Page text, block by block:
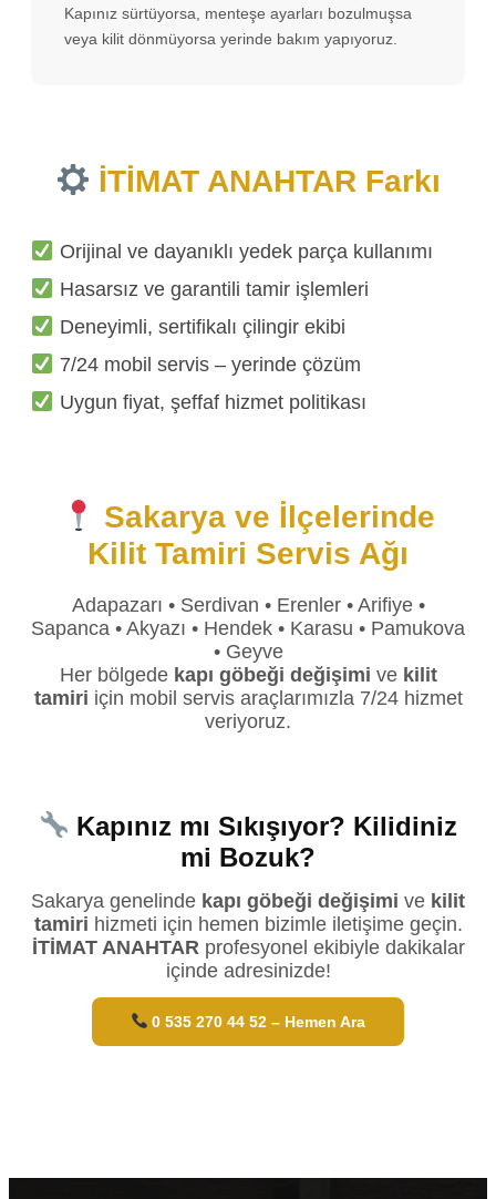
Kapınız sürtüyorsa, menteşe ayarları bozulmuşsa
veya kilit dönmüyorsa yerinde bakım yapıyoruz.
İTİMAT ANAHTAR Farkı
Orijinal ve dayanıklı yedek parça kullanımı
Hasarsız ve garantili tamir işlemleri
Deneyimli, sertifikalı çilingir ekibi
7/24 mobil servis – yerinde çözüm
Uygun fiyat, şeffaf hizmet politikası
Sakarya ve İlçelerinde
Kilit Tamiri Servis Ağı
Adapazarı • Serdivan • Erenler • Arifiye •
Sapanca • Akyazı • Hendek • Karasu • Pamukova
• Geyve
Her bölgede kapı göbeği değişimi ve kilit
tamiri için mobil servis araçlarımızla 7/24 hizmet
veriyoruz.
Kapınız mı Sıkışıyor? Kilidiniz
mi Bozuk?
Sakarya genelinde kapı göbeği değişimi ve kilit
tamiri hizmeti için hemen bizimle iletişime geçin.
İTİMAT ANAHTAR profesyonel ekibiyle dakikalar
içinde adresinizde!
0 535 270 44 52 – Hemen Ara